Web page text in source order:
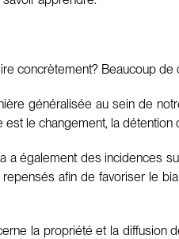
concrètement? Beaucoup de
généralisée au sein de
est le changement, la
a également des incidences
afin de favoriser le
la propriété et la diffusion